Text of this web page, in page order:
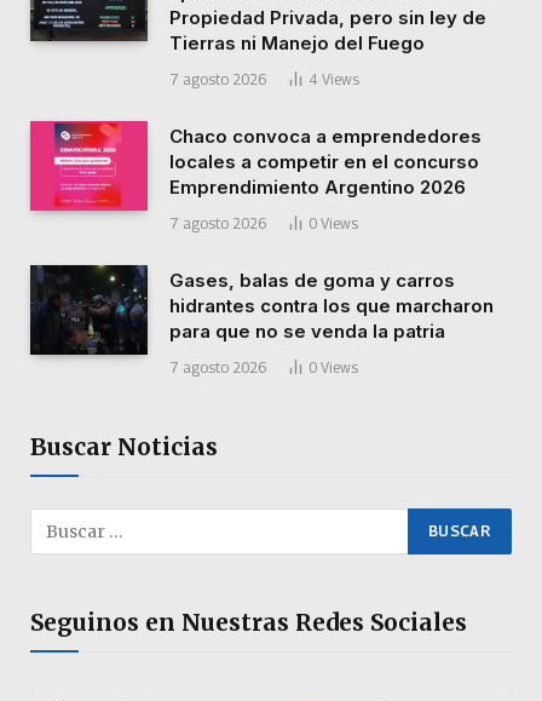
Propiedad Privada, pero sin ley de
Tierras ni Manejo del Fuego
7 agosto 2026 4 Views
Chaco convoca a emprendedores
locales a competir en el concurso
Emprendimiento Argentino 2026
7 agosto 2026 0 Views
Gases, balas de goma y carros
hidrantes contra los que marcharon
para que no se venda la patria
7 agosto 2026 0 Views
Buscar Noticias
Seguinos en Nuestras Redes Sociales